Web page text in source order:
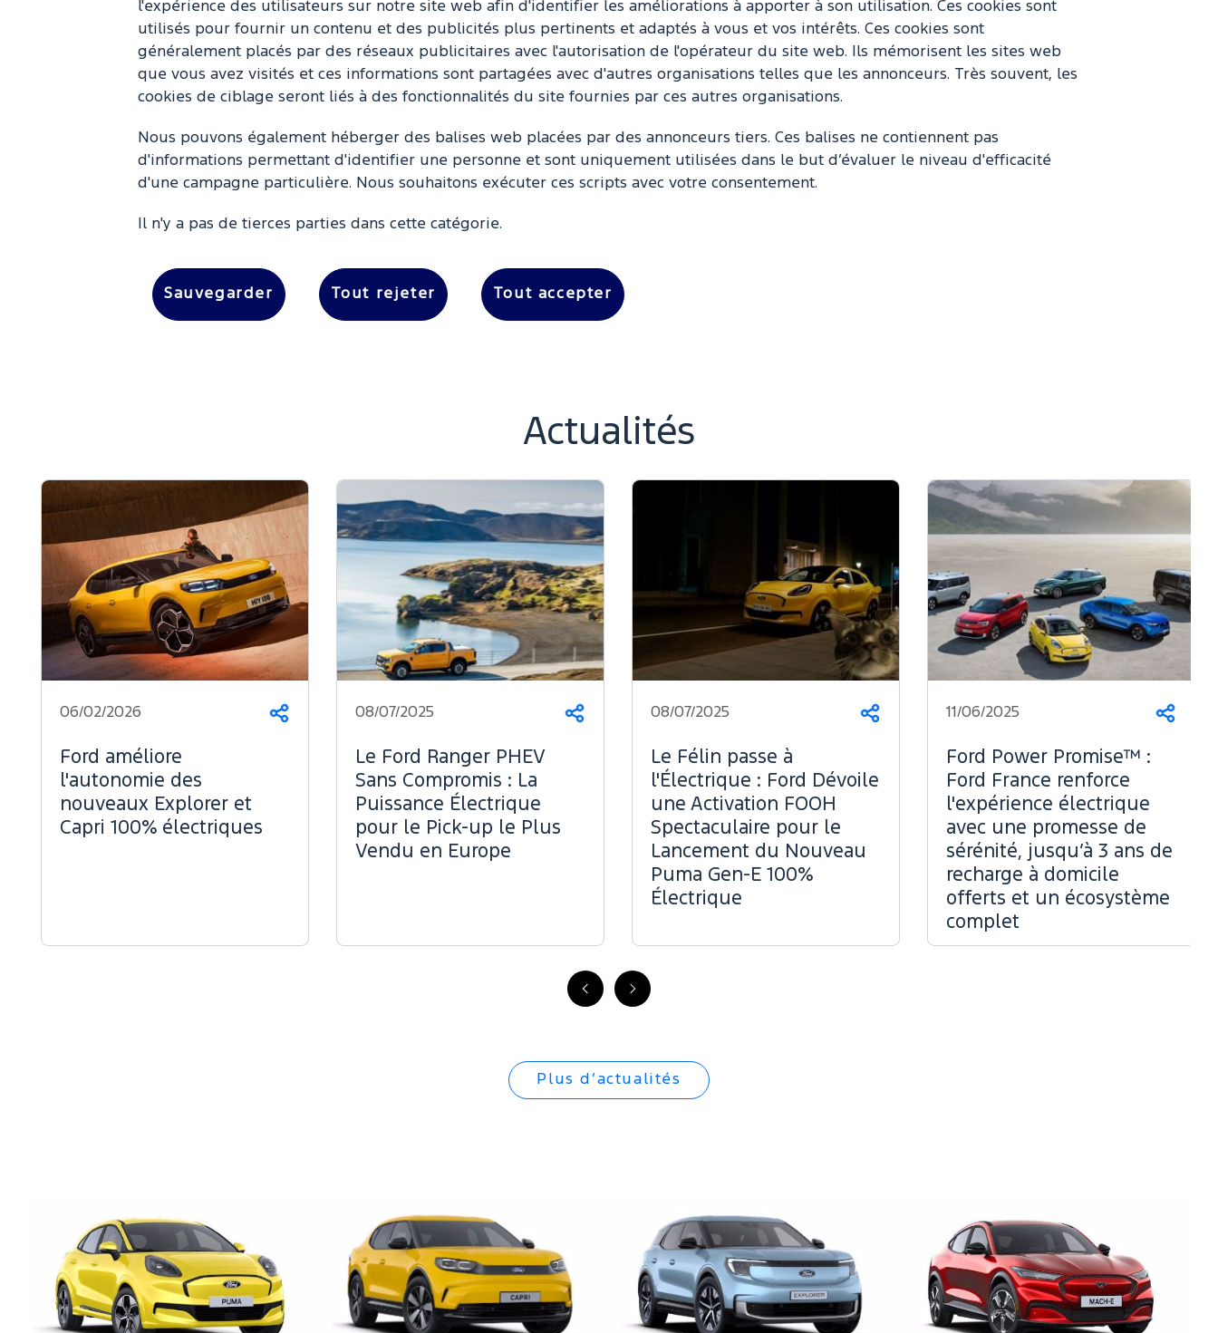
l'expérience des utilisateurs sur notre site web afin d'identifier les améliorations à apporter à son utilisation. Ces cookies sont
utilisés pour fournir un contenu et des publicités plus pertinents et adaptés à vous et vos intérêts. Ces cookies sont
généralement placés par des réseaux publicitaires avec l'autorisation de l'opérateur du site web. Ils mémorisent les sites web
que vous avez visités et ces informations sont partagées avec d'autres organisations telles que les annonceurs. Très souvent, les
cookies de ciblage seront liés à des fonctionnalités du site fournies par ces autres organisations.
Nous pouvons également héberger des balises web placées par des annonceurs tiers. Ces balises ne contiennent pas
d'informations permettant d'identifier une personne et sont uniquement utilisées dans le but d’évaluer le niveau d'efficacité
d'une campagne particulière. Nous souhaitons exécuter ces scripts avec votre consentement.
Il n'y a pas de tierces parties dans cette catégorie.
Sauvegarder Tout rejeter Tout accepter
Actualités
Suivant
Précédent
Partager
06/02/2026
Ford améliore
l'autonomie des
nouveaux Explorer et
Capri 100% électriques
Partager
08/07/2025
Le Ford Ranger PHEV
Sans Compromis : La
Puissance Électrique
pour le Pick-up le Plus
Vendu en Europe
Partager
08/07/2025
Le Félin passe à
l'Électrique : Ford Dévoile
une Activation FOOH
Spectaculaire pour le
Lancement du Nouveau
Puma Gen-E 100%
Électrique
11/06/2025
Ford Power Promise™ :
Ford France renforce
l'expérience électrique
avec une promesse de
sérénité, jusqu’à 3 ans de
recharge à domicile
offerts et un écosystème
complet
Plus d’actualités